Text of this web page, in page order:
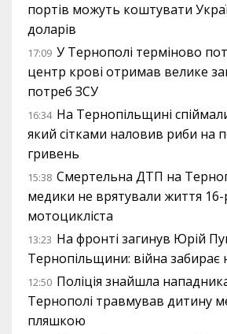
портів можуть коштувати
доларів
17:09 У Тернополі терміново
центр крові отримав велике
потреб ЗСУ
16:34 На Тернопільщині
який сітками наловив риби на
гривень
15:38 Смертельна ДТП на
медики не врятували життя 16-
мотоцикліста
13:23 На фронті загинув Юрій
Тернопільщини: війна
12:50 Поліція знайшла
Тернополі травмував дитину
пляшкою